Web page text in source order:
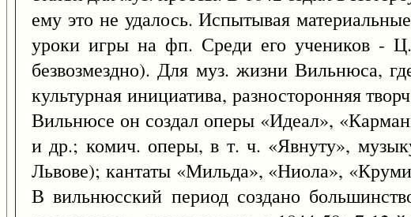
ему это не удалось. Испытывая
уроки игры на фп. Среди его учеников -
безвозмездно). Для муз. жизни Вильнюса,
культурная инициатива, разносторонняя
Вильнюсе он создал оперы «Идеал»,
и др.; комич. оперы, в т. ч. «Явнуту»,
Львове); кантаты «Мильда», «Ниола»,
В вильнюсский период создано